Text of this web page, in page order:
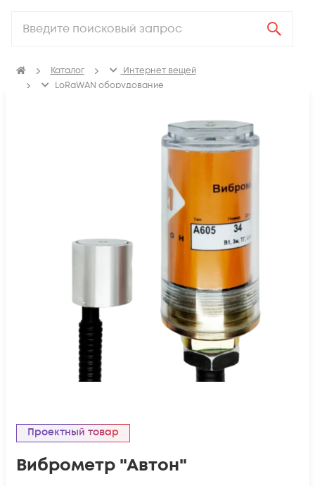
Каталог
Интернет вещей
LoRaWAN оборудование
Проектный товар
Виброметр "Автон"